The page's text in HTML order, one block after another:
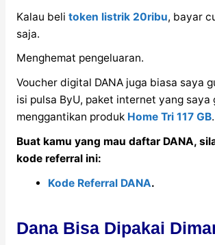
Kalau beli token listrik 20ribu, bayar
saja.
Menghemat pengeluaran.
Voucher digital DANA juga biasa saya
isi pulsa ByU, paket internet yang saya
menggantikan produk Home Tri 117 GB.
Buat kamu yang mau daftar DANA,
kode referral ini:
Kode Referral DANA.
Dana Bisa Dipakai